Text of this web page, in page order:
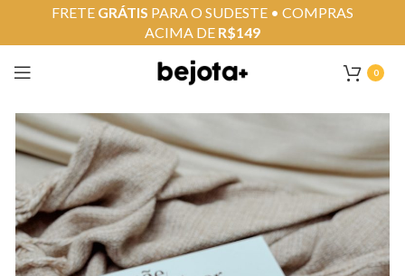
0
FRETE GRÁTIS PARA O SUDESTE • COMPRAS
ACIMA DE R$149